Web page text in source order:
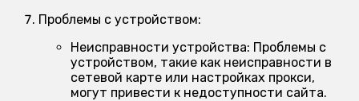
Проблемы с устройством:
Неисправности устройства: Проблемы с
устройством, такие как неисправности в
сетевой карте или настройках прокси,
могут привести к недоступности сайта.